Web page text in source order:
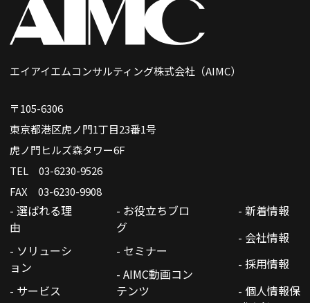
エイアイエムコンサルティング株式会社（AIMC）
〒105-6306
東京都港区虎ノ門1丁目23番1号
虎ノ門ヒルズ森タワー6F
TEL 03-6230-9526
FAX 03-6230-9908
- 選ばれる理
由
- ソリューシ
ョン
- サービス
- お役立ちブロ
グ
- セミナー
- AIMC動画コン
テンツ
- 新着情報
- 会社情報
- 採用情報
- 個人情報保